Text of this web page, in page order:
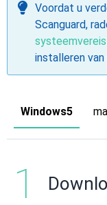
Voordat u
Scanguard,
installeren
Windows5